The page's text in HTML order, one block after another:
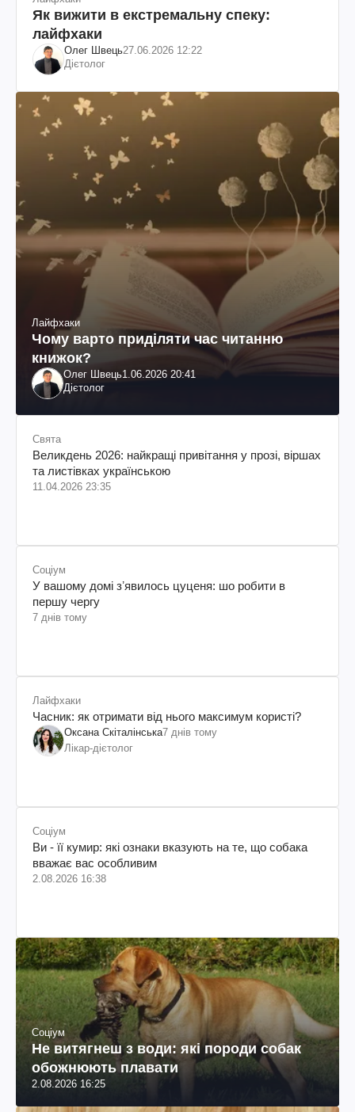
Як вижити в екстремальну спеку:
лайфхаки
Олег Швець27.06.2026 12:22
Дієтолог
Лайфхаки
Чому варто приділяти час читанню
книжок?
Олег Швець1.06.2026 20:41
Дієтолог
Свята
Великдень 2026: найкращі привітання у прозі, віршах
та листівках українською
11.04.2026 23:35
Соціум
У вашому домі зʼявилось цуценя: шо робити в
першу чергу
7 днів тому
Лайфхаки
Часник: як отримати від нього максимум користі?
Оксана Скіталінська7 днів тому
Лікар-дієтолог
Соціум
Ви - її кумир: які ознаки вказують на те, що собака
вважає вас особливим
2.08.2026 16:38
Соціум
Не витягнеш з води: які породи собак
обожнюють плавати
2.08.2026 16:25